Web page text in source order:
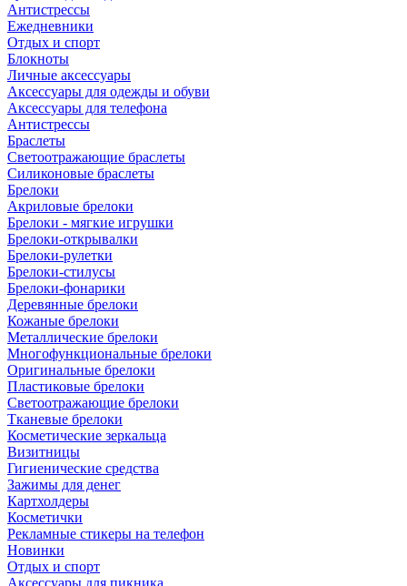
Антистрессы
Ежедневники
Отдых и спорт
Блокноты
Личные аксессуары
Аксессуары для одежды и обуви
Аксессуары для телефона
Антистрессы
Браслеты
Светоотражающие браслеты
Силиконовые браслеты
Брелоки
Акриловые брелоки
Брелоки - мягкие игрушки
Брелоки-открывалки
Брелоки-рулетки
Брелоки-стилусы
Брелоки-фонарики
Деревянные брелоки
Кожаные брелоки
Металлические брелоки
Многофункциональные брелоки
Оригинальные брелоки
Пластиковые брелоки
Светоотражающие брелоки
Тканевые брелоки
Косметические зеркальца
Визитницы
Гигиенические средства
Зажимы для денег
Картхолдеры
Косметички
Рекламные стикеры на телефон
Новинки
Отдых и спорт
Аксессуары для пикника